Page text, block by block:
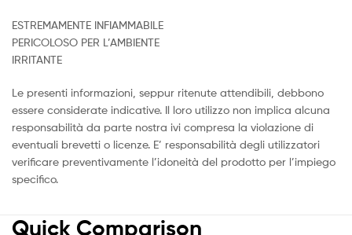
ESTREMAMENTE INFIAMMABILE
PERICOLOSO PER L’AMBIENTE
IRRITANTE
Le presenti informazioni, seppur ritenute attendibili, debbono
essere considerate indicative. Il loro utilizzo non implica alcuna
responsabilità da parte nostra ivi compresa la violazione di
eventuali brevetti o licenze. E’ responsabilità degli utilizzatori
verificare preventivamente l’idoneità del prodotto per l’impiego
specifico.
Quick Comparison